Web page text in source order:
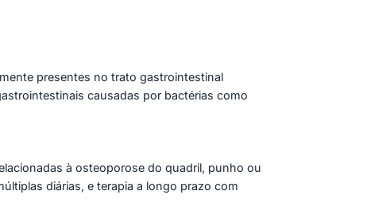
presentes no trato gastrointestinal
causadas por bactérias como
à osteoporose do quadril, punho ou
diárias, e terapia a longo prazo com